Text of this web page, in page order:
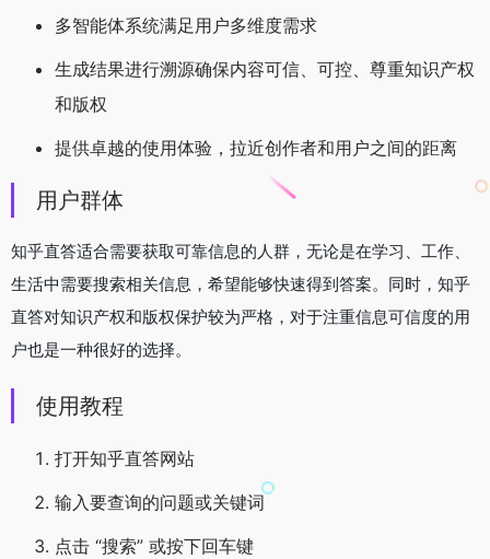
多智能体系统满足用户多维度需求
生成结果进行溯源确保内容可信、可控、尊重知识产权
和版权
提供卓越的使用体验，拉近创作者和用户之间的距离
用户群体
知乎直答适合需要获取可靠信息的人群，无论是在学习、工作、
生活中需要搜索相关信息，希望能够快速得到答案。同时，知乎
直答对知识产权和版权保护较为严格，对于注重信息可信度的用
户也是一种很好的选择。
使用教程
打开知乎直答网站
输入要查询的问题或关键词
点击 “搜索” 或按下回车键